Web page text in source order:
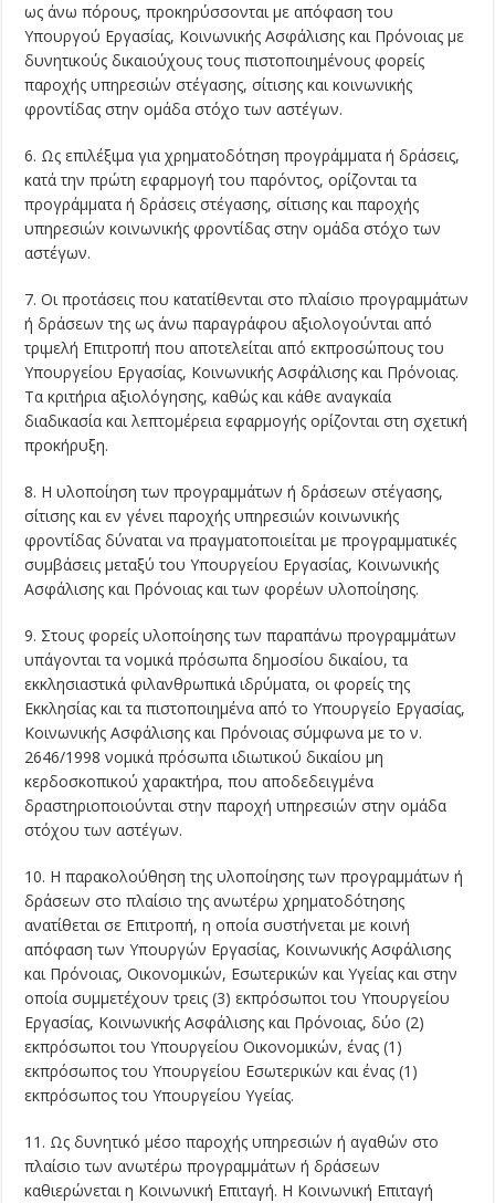
ως άνω πόρους, προκηρύσσονται με απόφαση του
Υπουργού Εργασίας, Κοινωνικής Ασφάλισης και Πρόνοιας με
δυνητικούς δικαιούχους τους πιστοποιημένους φορείς
παροχής υπηρεσιών στέγασης, σίτισης και κοινωνικής
φροντίδας στην ομάδα στόχο των αστέγων.
6. Ως επιλέξιμα για χρηματοδότηση προγράμματα ή δράσεις,
κατά την πρώτη εφαρμογή του παρόντος, ορίζονται τα
προγράμματα ή δράσεις στέγασης, σίτισης και παροχής
υπηρεσιών κοινωνικής φροντίδας στην ομάδα στόχο των
αστέγων.
7. Οι προτάσεις που κατατίθενται στο πλαίσιο προγραμμάτων
ή δράσεων της ως άνω παραγράφου αξιολογούνται από
τριμελή Επιτροπή που αποτελείται από εκπροσώπους του
Υπουργείου Εργασίας, Κοινωνικής Ασφάλισης και Πρόνοιας.
Τα κριτήρια αξιολόγησης, καθώς και κάθε αναγκαία
διαδικασία και λεπτομέρεια εφαρμογής ορίζονται στη σχετική
προκήρυξη.
8. Η υλοποίηση των προγραμμάτων ή δράσεων στέγασης,
σίτισης και εν γένει παροχής υπηρεσιών κοινωνικής
φροντίδας δύναται να πραγματοποιείται με προγραμματικές
συμβάσεις μεταξύ του Υπουργείου Εργασίας, Κοινωνικής
Ασφάλισης και Πρόνοιας και των φορέων υλοποίησης.
9. Στους φορείς υλοποίησης των παραπάνω προγραμμάτων
υπάγονται τα νομικά πρόσωπα δημοσίου δικαίου, τα
εκκλησιαστικά φιλανθρωπικά ιδρύματα, οι φορείς της
Εκκλησίας και τα πιστοποιημένα από το Υπουργείο Εργασίας,
Κοινωνικής Ασφάλισης και Πρόνοιας σύμφωνα με το ν.
2646/1998 νομικά πρόσωπα ιδιωτικού δικαίου μη
κερδοσκοπικού χαρακτήρα, που αποδεδειγμένα
δραστηριοποιούνται στην παροχή υπηρεσιών στην ομάδα
στόχου των αστέγων.
10. Η παρακολούθηση της υλοποίησης των προγραμμάτων ή
δράσεων στο πλαίσιο της ανωτέρω χρηματοδότησης
ανατίθεται σε Επιτροπή, η οποία συστήνεται με κοινή
απόφαση των Υπουργών Εργασίας, Κοινωνικής Ασφάλισης
και Πρόνοιας, Οικονομικών, Εσωτερικών και Υγείας και στην
οποία συμμετέχουν τρεις (3) εκπρόσωποι του Υπουργείου
Εργασίας, Κοινωνικής Ασφάλισης και Πρόνοιας, δύο (2)
εκπρόσωποι του Υπουργείου Οικονομικών, ένας (1)
εκπρόσωπος του Υπουργείου Εσωτερικών και ένας (1)
εκπρόσωπος του Υπουργείου Υγείας.
11. Ως δυνητικό μέσο παροχής υπηρεσιών ή αγαθών στο
πλαίσιο των ανωτέρω προγραμμάτων ή δράσεων
καθιερώνεται η Κοινωνική Επιταγή. Η Κοινωνική Επιταγή